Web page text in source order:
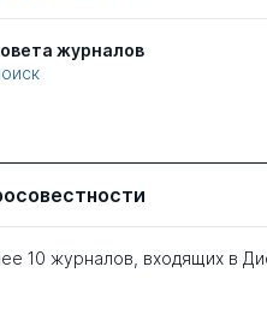
журналов
10 журналов, входящих в